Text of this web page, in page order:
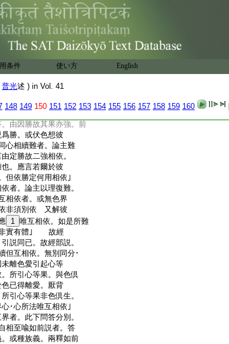
条件 使い方 English
普光述 ) in Vol. 41
148 149 150 151 152 153 154 155 156 157 158 159 160
色故説定勝 或定
此二｣ 若爾於彼
難殺。彼定既勝心等應
･命根｣ 又今應説至以
欲･色有情同分･命根必依
爲依。以下 8 例上｣
。説一切有部答。同
有色此二何不相依
生此二劣故者。説一
｣ 無色此二因何故
由因勝故其果亦強。前
勝。或伏色想彼
相續難者。論主難
定勝故二強相依。
。應言若爾於彼
但依勝定何用相依｣
。論主以理復難。
相依者。或無色界
非須別依 又解彼
1 唯互相依。如是所難
非實有體｣ 故經
説同已。故經部説。
但互相依。無別同分･
離色愛引起心等
所引心等果。與色倶
已得離愛。厭背
引心等果非色倶生。
･心所法唯互相依｣
。此下問答分別。
至喩如前説者。答
或種族義。兩釋如前